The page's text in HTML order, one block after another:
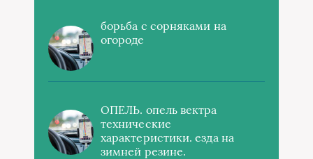
борьба с сорняками на
огороде
ОПЕЛЬ. опель вектра
технические
характеристики. езда на
зимней резине.